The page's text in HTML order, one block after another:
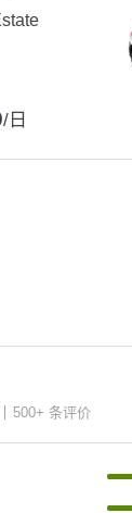
/日
500+ 条评价